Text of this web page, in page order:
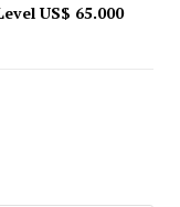
US$ 65.000